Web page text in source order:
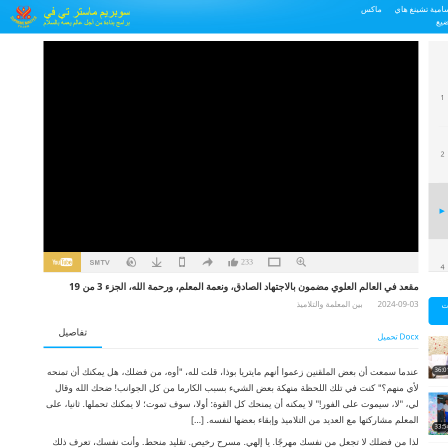
ماكس تشينغ هاي
233
مقعد في العالم العلوي مضمون بالاجتهاد الصادق، ونعمة المعلم، ورحمة الله، الجزء 3 من 19
2024-09-03 بين المعلمة والتلاميذ
تفاصيل تحميل Docx
عندما سمعت أن بعض الملقنين زعموا أنهم مايتريا بوذا، قلت لله، "أوه، من فضلك، هل يمكنك أن تمنحه
لأي منهم؟" كنت في تلك اللحظة منهكة بعض الشيء بسبب الكارما من كل الجوانب! ضحك الله وقال
لي، "لا، سيموت على الفور!" لا يمكنه أن يمنحك كل القوة: أولا، سوف تموت؛ لا يمكنك تحملها. ثانيا، على
المعلم مشاركتها مع العديد من التلاميذ وإبقاء بعضها لنفسه. […]
لذا من فضلك لا تجعل من نفسك مهرجًا. يا إلهي. مسرح رخيص. تقليد منحط. وأنت نفسك، تعرف ذلك
1
2
4
5
6
7